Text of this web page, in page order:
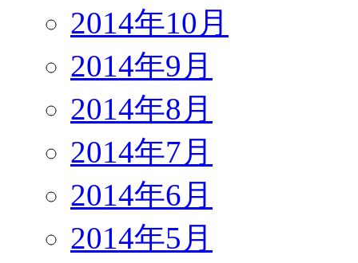
2014年10月
2014年9月
2014年8月
2014年7月
2014年6月
2014年5月